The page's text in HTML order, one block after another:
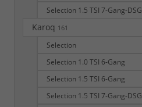
Selection 1.5 TSI 7-Gang-DSG
Karoq 161
Selection
Selection 1.0 TSI 6-Gang
Selection 1.5 TSI 6-Gang
Selection 1.5 TSI 7-Gang-DSG